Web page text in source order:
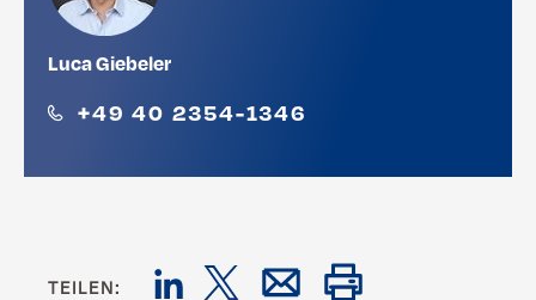
Luca Giebeler
+49 40 2354-1346
TEILEN: